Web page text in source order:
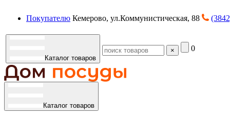
Покупателю Кемерово, ул.Коммунистическая, 88
Каталог товаров
× 0
Каталог товаров